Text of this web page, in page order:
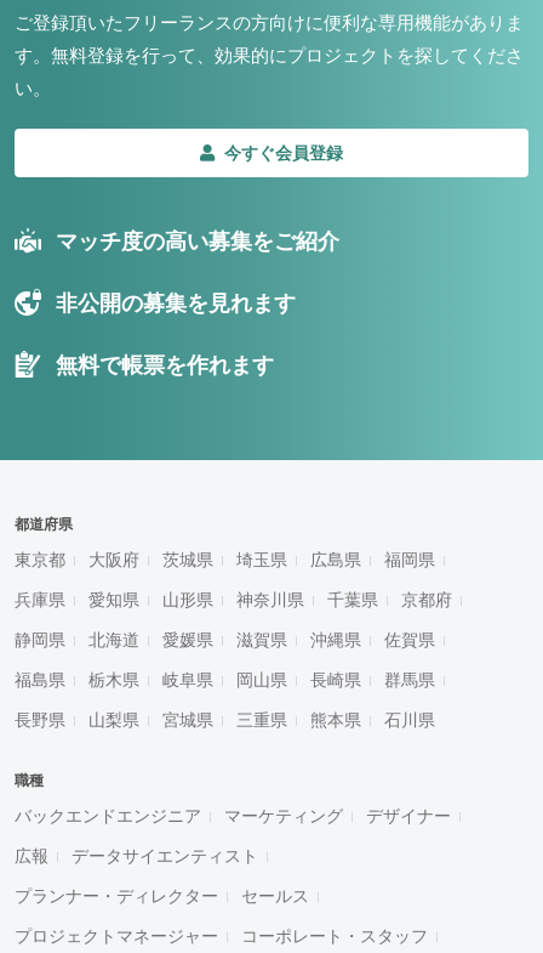
ご登録頂いたフリーランスの方向けに便利な専用機能がありま
す。 無料登録を行って、効果的にプロジェクトを探してくださ
い。
今すぐ会員登録
マッチ度の高い募集をご紹介
非公開の募集を見れます
無料で帳票を作れます
都道府県
東京都 大阪府 茨城県 埼玉県 広島県 福岡県
兵庫県 愛知県 山形県 神奈川県 千葉県 京都府
静岡県 北海道 愛媛県 滋賀県 沖縄県 佐賀県
福島県 栃木県 岐阜県 岡山県 長崎県 群馬県
長野県 山梨県 宮城県 三重県 熊本県 石川県
職種
バックエンドエンジニア マーケティング デザイナー
広報 データサイエンティスト
プランナー・ディレクター セールス
プロジェクトマネージャー コーポレート・スタッフ